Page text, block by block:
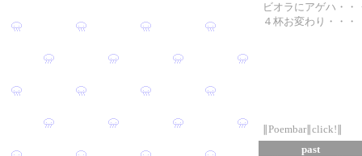
ビオラにアゲハ・・
４杯お変わり・・・
∥Poembar∥click!∥
past